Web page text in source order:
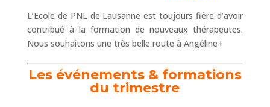
L’Ecole de PNL de Lausanne est toujours fière d’avoir
contribué à la formation de nouveaux thérapeutes.
Nous souhaitons une très belle route à Angéline !
Les événements & formations
du trimestre